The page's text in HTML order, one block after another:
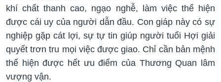
khí chất thanh cao, ngạo nghễ, làm việc thể hiện
được cái uy của người dẫn đầu. Con giáp này có sự
nghiệp gặp cát lợi, sự tự tin giúp người tuổi Hợi giải
quyết trơn tru mọi việc được giao. Chỉ cần bản mệnh
thể hiện được hết ưu điểm của Thương Quan lâm
vượng vận.